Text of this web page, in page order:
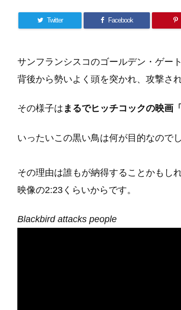
Twitter Facebook
サンフランシスコのゴールデン・ゲー
背後から勢いよく頭を突かれ、攻撃さ
その様子は まるでヒッチコックの映画
いったいこの黒い鳥は何が目的なので
その理由は誰もが納得することかもしれ
映像の2:23くらいからです。
Blackbird attacks people